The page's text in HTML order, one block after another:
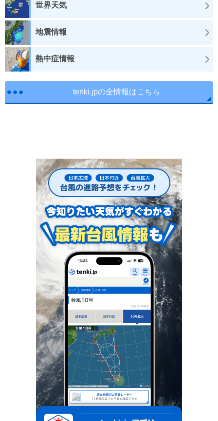
世界天気
地震情報
熱中症情報
tenki.jpの全情報はこちら